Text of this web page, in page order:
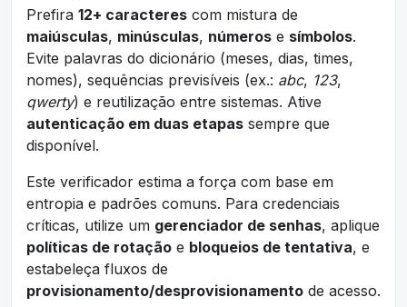
Prefira 12+ caracteres com mistura de
maiúsculas, minúsculas, números e símbolos.
Evite palavras do dicionário (meses, dias, times,
nomes), sequências previsíveis (ex.: abc, 123,
qwerty) e reutilização entre sistemas. Ative
autenticação em duas etapas sempre que
disponível.
Este verificador estima a força com base em
entropia e padrões comuns. Para credenciais
críticas, utilize um gerenciador de senhas, aplique
políticas de rotação e bloqueios de tentativa, e
estabeleça fluxos de
provisionamento/desprovisionamento de acesso.